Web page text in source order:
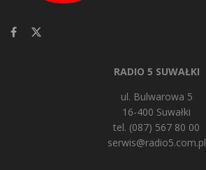
RADIO 5 SUWAŁKI
ul. Bulwarowa 5
16-400 Suwałki
tel. (087) 567 80 00
serwis@radio5.com.pl